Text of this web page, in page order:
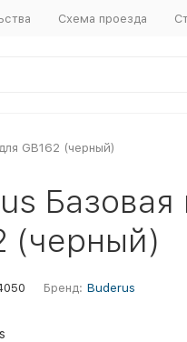
Схема проезда
GB162 (черный)
(черный)
Бренд: Buderus